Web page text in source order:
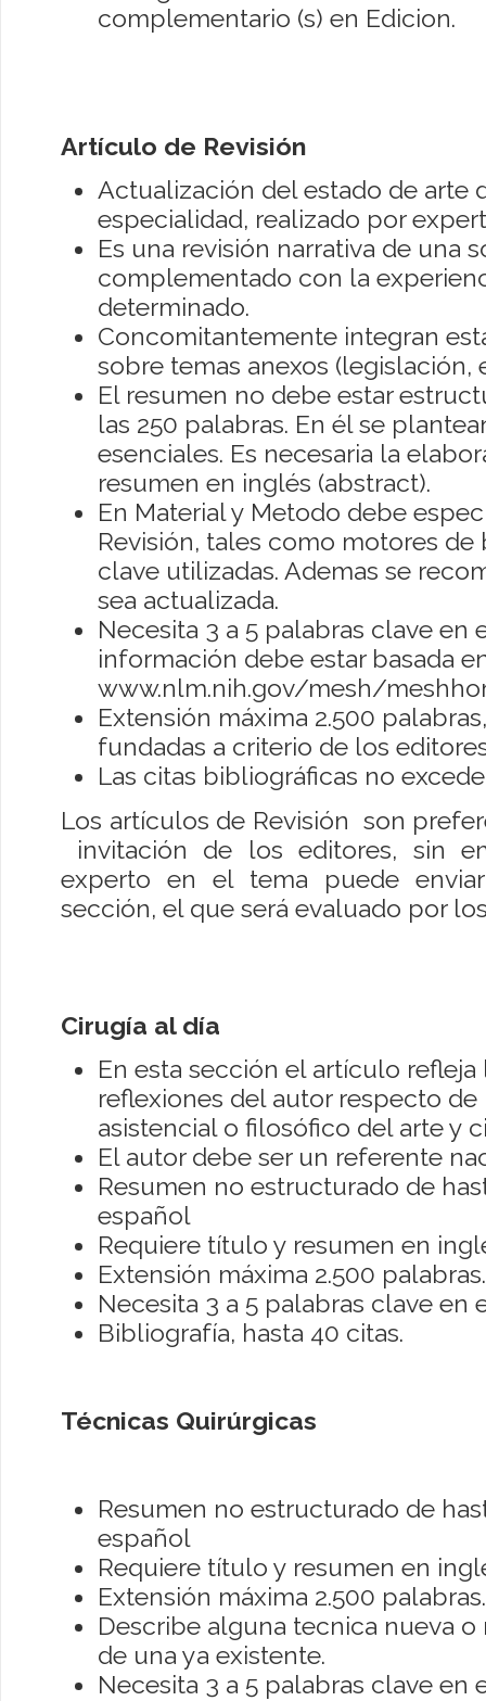
complementario (s) en Edicion.
Artículo de Revisión
Actualización del estado de arte
especialidad, realizado por
Es una revisión narrativa de una
complementado con la
determinado.
Concomitantemente integran
sobre temas anexos (legislación,
El resumen no debe estar
las 250 palabras. En él se
esenciales. Es necesaria la
resumen en inglés (abstract).
En Material y Metodo debe
Revisión, tales como motores de
clave utilizadas. Ademas se
sea actualizada.
Necesita 3 a 5 palabras clave en
información debe estar basada
www.nlm.nih.gov/mesh/
Extensión máxima 2.500
fundadas a criterio de los
Las citas bibliográficas no
Los artículos de Revisión son
invitación de los editores, sin
experto en el tema puede
sección, el que será evaluado por
Cirugía al día
En esta sección el artículo refleja
reflexiones del autor respecto
asistencial o filosófico del arte y
El autor debe ser un referente
Resumen no estructurado de
español
Requiere título y resumen en
Extensión máxima 2.500 palabras.
Necesita 3 a 5 palabras clave en
Bibliografía, hasta 40 citas.
Técnicas Quirúrgicas
Resumen no estructurado de
español
Requiere título y resumen en
Extensión máxima 2.500 palabras.
Describe alguna tecnica nueva
de una ya existente.
Necesita 3 a 5 palabras clave en